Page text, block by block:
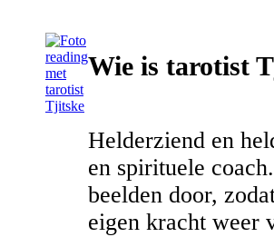
Wie is tarotist
Helderziend en
en spirituele
beelden door,
eigen kracht weer